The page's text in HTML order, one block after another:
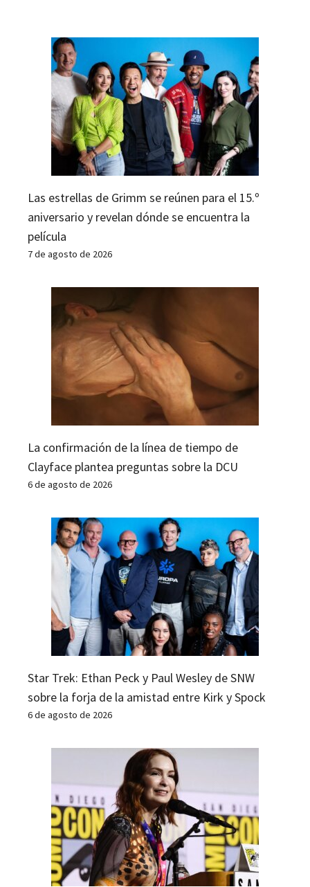
Las estrellas de Grimm se reúnen para el 15.º
aniversario y revelan dónde se encuentra la
película
7 de agosto de 2026
La confirmación de la línea de tiempo de
Clayface plantea preguntas sobre la DCU
6 de agosto de 2026
Star Trek: Ethan Peck y Paul Wesley de SNW
sobre la forja de la amistad entre Kirk y Spock
6 de agosto de 2026